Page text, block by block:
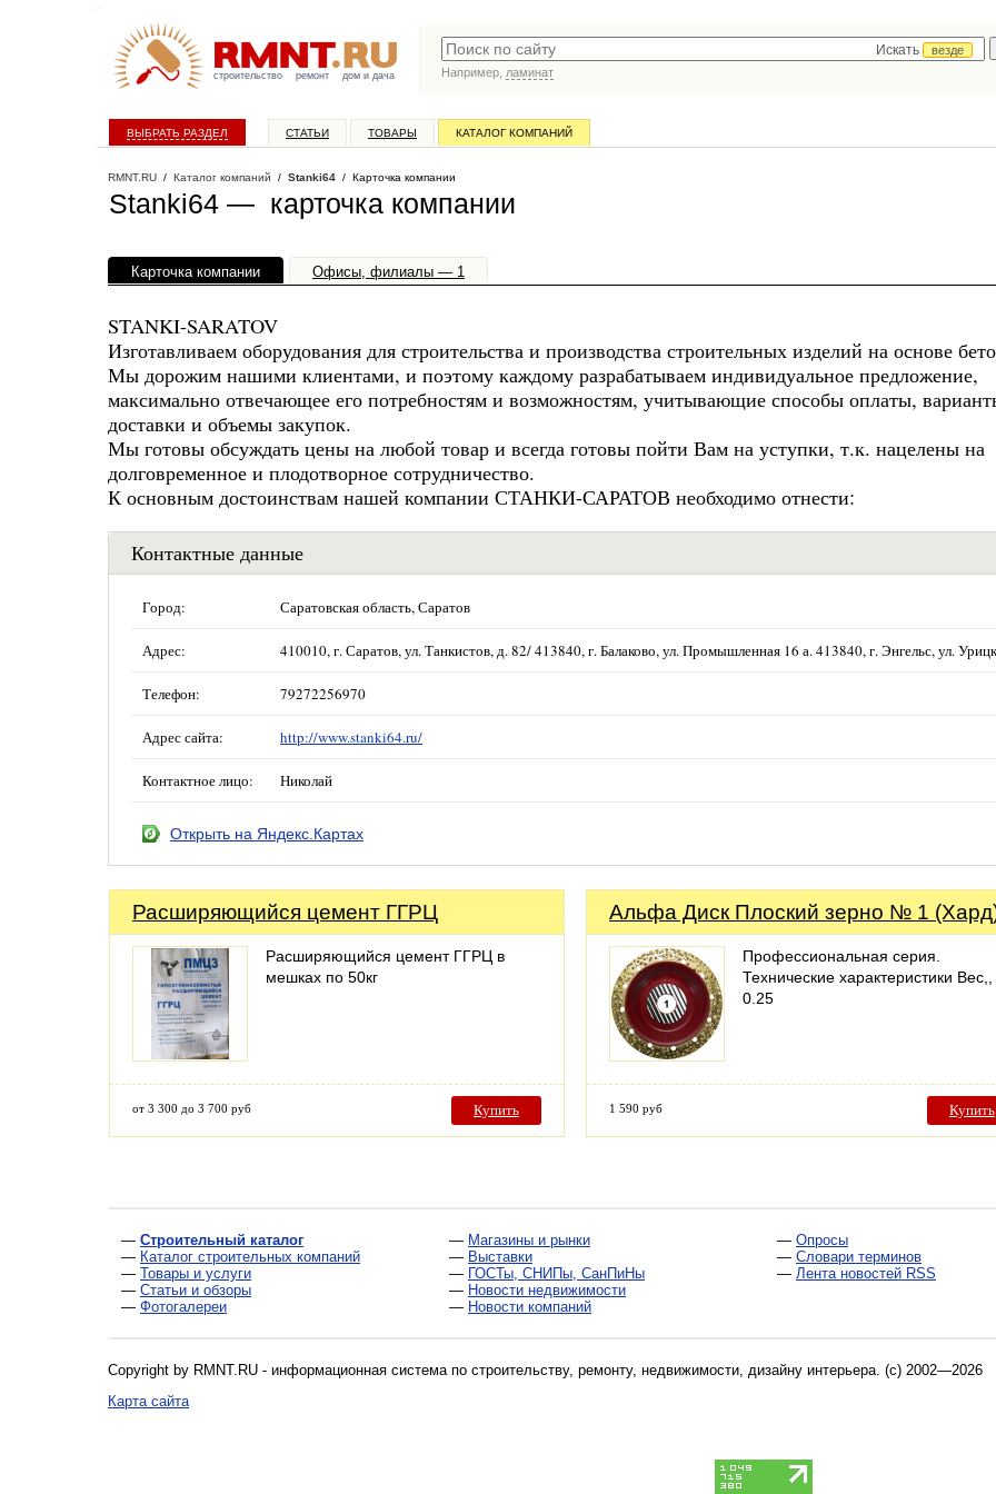
строительство ремонт дом и дача
Искать
везде
Например, ламинат
ВЫБРАТЬ РАЗДЕЛ СТАТЬИ ТОВАРЫ КАТАЛОГ КОМПАНИЙ
RMNT.RU / Каталог компаний / Stanki64 / Карточка компании
Stanki64 — карточка компании
Карточка компании Офисы, филиалы — 1
STANKI-SARATOV
Изготавливаем оборудования для строительства и производства строительных изделий на основе
Мы дорожим нашими клиентами, и поэтому каждому разрабатываем индивидуальное предложение,
максимально отвечающее его потребностям и возможностям, учитывающие способы оплаты,
доставки и объемы закупок.
Мы готовы обсуждать цены на любой товар и всегда готовы пойти Вам на уступки, т.к. нацелены на
долговременное и плодотворное сотрудничество.
К основным достоинствам нашей компании СТАНКИ-САРАТОВ необходимо отнести:
Контактные данные
Город: Саратовская область, Саратов
Адрес: 410010, г. Саратов, ул. Танкистов, д. 82/ 413840, г. Балаково, ул. Промышленная 16 а. 413840, г. Энгельс, ул.
Телефон: 79272256970
Адрес сайта: http://www.stanki64.ru/
Контактное лицо: Николай
Открыть на Яндекс.Картах
Расширяющийся цемент ГГРЦ
Расширяющийся цемент ГГРЦ в
мешках по 50кг
от 3 300 до 3 700 руб Купить
Альфа Диск Плоский зерно № 1
Профессиональная серия.
Технические характеристики Вес,,
0.25
1 590 руб Купить
— Строительный каталог
— Каталог строительных компаний
— Товары и услуги
— Статьи и обзоры
— Фотогалереи
— Магазины и рынки
— Выставки
— ГОСТы, СНИПы, СанПиНы
— Новости недвижимости
— Новости компаний
— Опросы
— Словари терминов
— Лента новостей RSS
Copyright by RMNT.RU - информационная система по строительству, ремонту, недвижимости, дизайну интерьера. (c) 2002—2026
Карта сайта